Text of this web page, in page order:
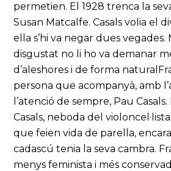
permetien. El 1928 trenca la
Susan Matcalfe. Casals volia el
ella s’hi va negar dues vegades.
disgustat no li ho va demanar
d’aleshores i de forma
persona que acompanyà, amb
l’atenció de sempre, Pau
Casals, neboda del
que feien vida de parella,
cadascú tenia la seva cambra.
menys feminista i més